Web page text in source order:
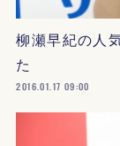
柳瀬早紀の人
た
2016.01.17 09:00